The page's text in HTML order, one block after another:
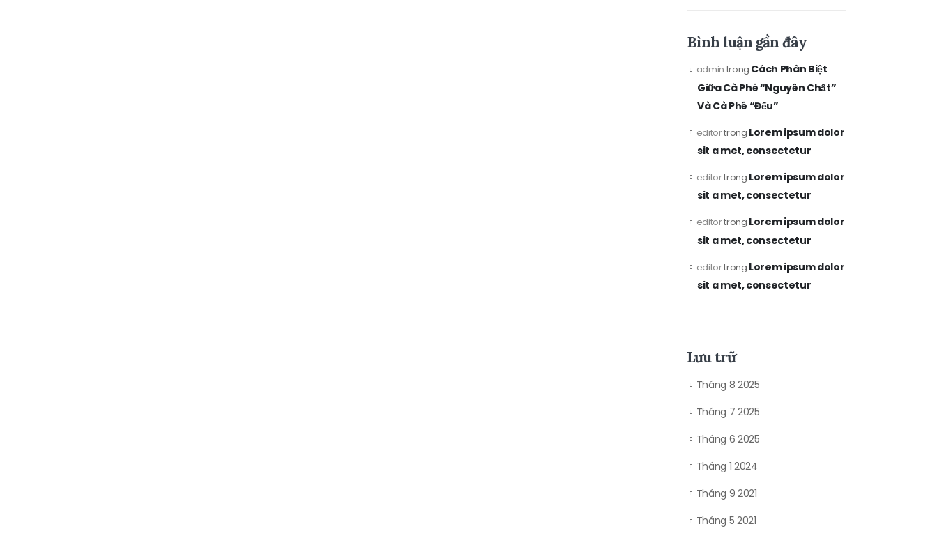
Bình luận gần đây
admin trong Cách Phân Biệt
Giữa Cà Phê “Nguyên Chất”
Và Cà Phê “Đểu”
editortrong Lorem ipsum dolor
sit a met, consectetur
editortrong Lorem ipsum dolor
sit a met, consectetur
editortrong Lorem ipsum dolor
sit a met, consectetur
editortrong Lorem ipsum dolor
sit a met, consectetur
Lưu trữ
Tháng 8 2025
Tháng 7 2025
Tháng 6 2025
Tháng 1 2024
Tháng 9 2021
Tháng 5 2021